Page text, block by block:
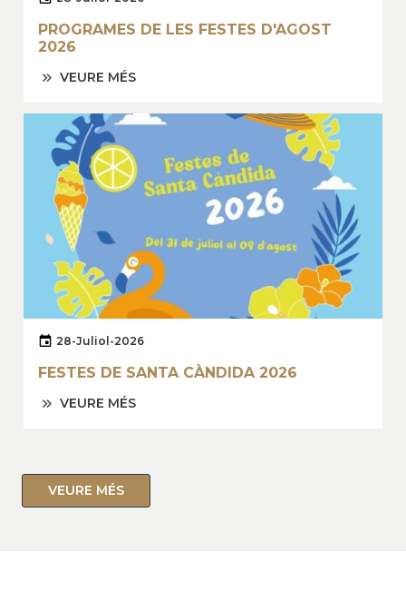
PROGRAMES DE LES FESTES D'AGOST
2026
VEURE MÉS
28-Juliol-2026
FESTES DE SANTA CÀNDIDA 2026
VEURE MÉS
VEURE MÉS